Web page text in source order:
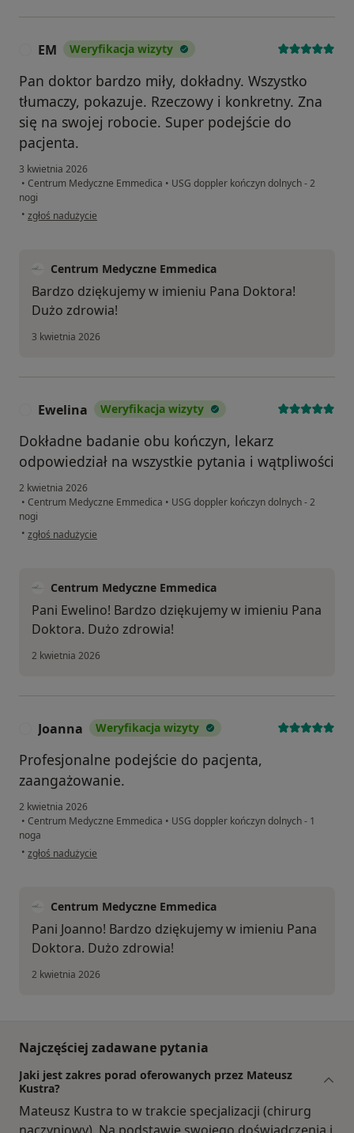
EM Weryfikacja wizyty
Pan doktor bardzo miły, dokładny. Wszystko
tłumaczy, pokazuje. Rzeczowy i konkretny. Zna
się na swojej robocie. Super podejście do
pacjenta.
3 kwietnia 2026
• Centrum Medyczne Emmedica • USG doppler kończyn dolnych - 2
nogi
• w opinii użytkownika EM
zgłoś nadużycie
Centrum Medyczne Emmedica
Bardzo dziękujemy w imieniu Pana Doktora!
Dużo zdrowia!
3 kwietnia 2026
Ewelina Weryfikacja wizyty
Dokładne badanie obu kończyn, lekarz
odpowiedział na wszystkie pytania i wątpliwości
2 kwietnia 2026
• Centrum Medyczne Emmedica • USG doppler kończyn dolnych - 2
nogi
• w opinii użytkownika Ewelina
zgłoś nadużycie
Centrum Medyczne Emmedica
Pani Ewelino! Bardzo dziękujemy w imieniu Pana
Doktora. Dużo zdrowia!
2 kwietnia 2026
Joanna Weryfikacja wizyty
Profesjonalne podejście do pacjenta,
zaangażowanie.
2 kwietnia 2026
• Centrum Medyczne Emmedica • USG doppler kończyn dolnych - 1
noga
• w opinii użytkownika Joanna
zgłoś nadużycie
Centrum Medyczne Emmedica
Pani Joanno! Bardzo dziękujemy w imieniu Pana
Doktora. Dużo zdrowia!
2 kwietnia 2026
Najczęściej zadawane pytania
Jaki jest zakres porad oferowanych przez Mateusz
Kustra?
Mateusz Kustra to w trakcie specjalizacji (chirurg